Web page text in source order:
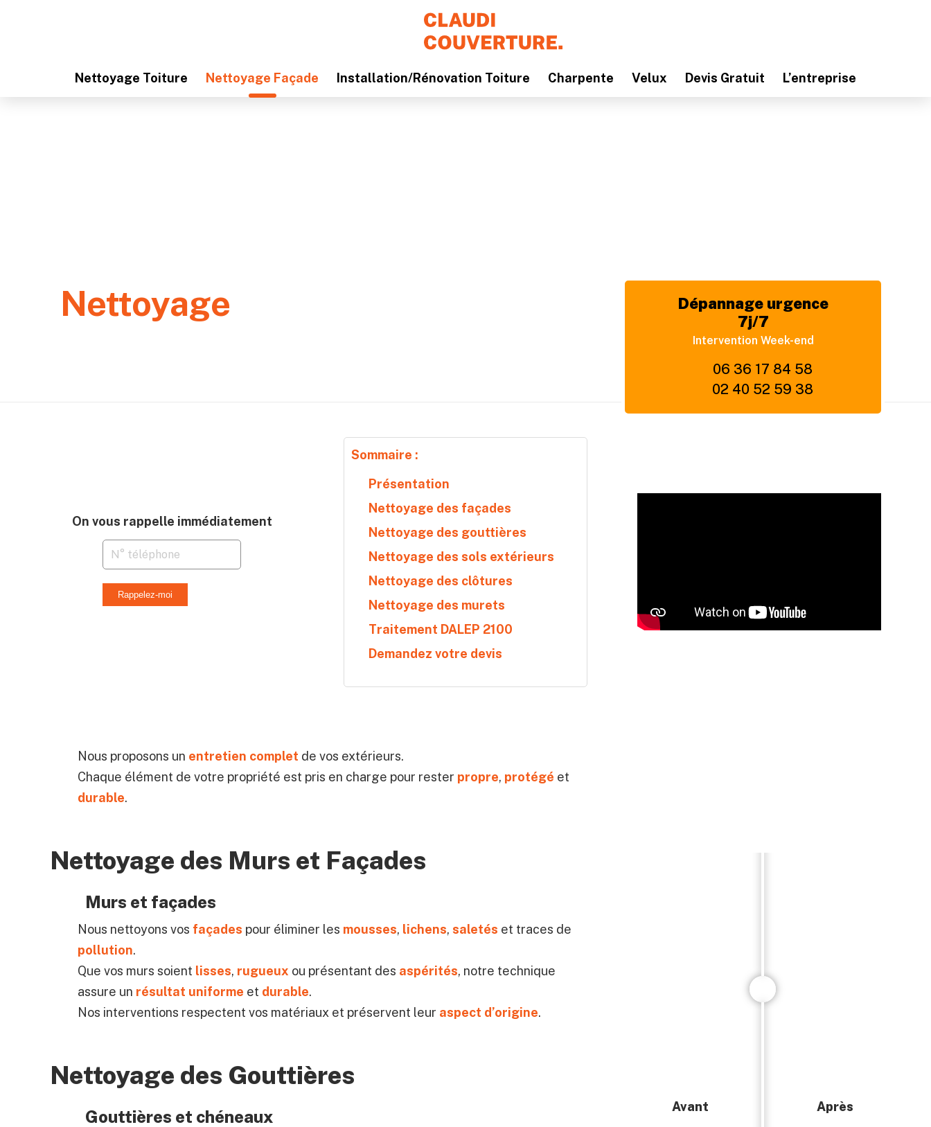
Nettoyage Toiture Nettoyage Façade Installation/Rénovation Toiture Charpente Velux Devis Gratuit L’entreprise
Nettoyage
Dépannage urgence
7j/7
Intervention Week-end
06 36 17 84 58
02 40 52 59 38
On vous rappelle immédiatement
Sommaire :
Présentation
Nettoyage des façades
Nettoyage des gouttières
Nettoyage des sols extérieurs
Nettoyage des clôtures
Nettoyage des murets
Traitement DALEP 2100
Demandez votre devis
Nous proposons un entretien complet de vos extérieurs.
Chaque élément de votre propriété est pris en charge pour rester propre, protégé et
durable.
Nettoyage des Murs et Façades
Murs et façades
Nous nettoyons vos façades pour éliminer les mousses, lichens, saletés et traces de
pollution.
Que vos murs soient lisses, rugueux ou présentant des aspérités, notre technique
assure un résultat uniforme et durable.
Nos interventions respectent vos matériaux et préservent leur aspect d’origine.
Nettoyage des Gouttières
Gouttières et chéneaux
Avant Après